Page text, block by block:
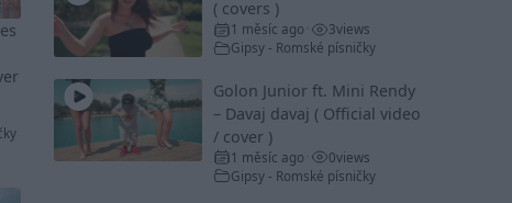
( covers )
1 měsíc ago 3views
Gipsy - Romské písničky
Golon Junior ft. Mini Rendy
– Davaj davaj ( Official video
/ cover )
1 měsíc ago 0views
Gipsy - Romské písničky